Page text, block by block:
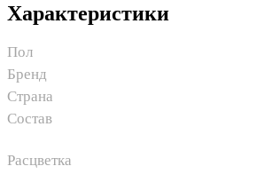
Характеристики
Пол
Бренд
Страна
Состав
Расцветка